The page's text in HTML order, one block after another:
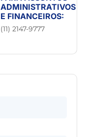
ADMINISTRATIVOS
E FINANCEIROS:
(11) 2147-9777